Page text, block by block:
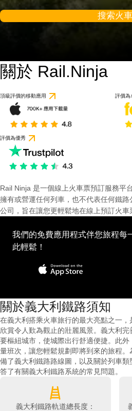
搜索火車
關於 Rail.Ninja
頂級評價的移動應用 評價為
評價為優秀
Rail Ninja 是一個線上火車票預訂服務平
擁有或營運任何列車，也不代表任何鐵
公司，旨在讓您更輕鬆地在線上預訂火車
我們的免費應用程式伴您旅程
此輕鬆！
關於義大利鐵路須知
在義大利搭乘火車旅行的最大亮點之一，
欣賞令人歎為觀止的壯麗風景。義大利
要樞紐城市，使城際出行舒適便捷。此
量班次，讓您輕鬆規劃即將到來的旅程
備了義大利鐵路路線圖，以及關於列車
答了有關義大利鐵路系統的常見問題。
義大利鐵路軌道總長度：